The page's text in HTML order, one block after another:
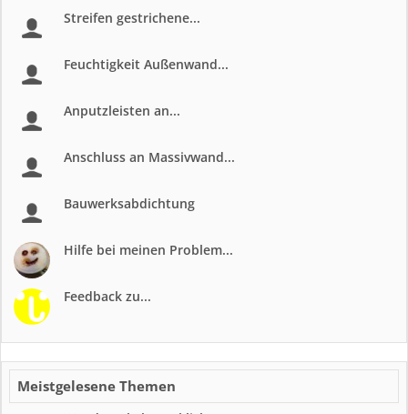
Streifen gestrichene...
Feuchtigkeit Außenwand...
Anputzleisten an...
Anschluss an Massivwand...
Bauwerksabdichtung
Hilfe bei meinen Problem...
Feedback zu...
Meistgelesene Themen